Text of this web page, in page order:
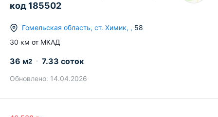
код 185502
Гомельская область, ст. Химик, , 58
30 км от МКАД
36 м2 7.33 соток
Обновлено: 14.04.2026